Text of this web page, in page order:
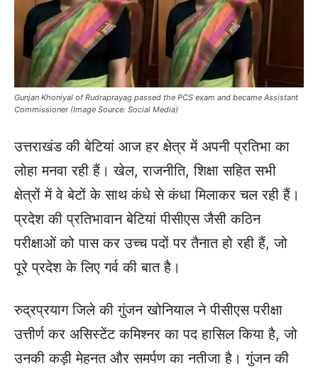
Gunjan Khoniyal of Rudraprayag passed the PCS exam and became Assistant
Commissioner (Image Source: Social Media)
उत्तराखंड की बेटियां आज हर क्षेत्र में अपनी प्रतिभा का
लोहा मनवा रही हैं। खेल, राजनीति, शिक्षा सहित सभी
क्षेत्रों में वे बेटों के साथ कंधे से कंधा मिलाकर चल रही हैं।
प्रदेश की प्रतिभावान बेटियां पीसीएस जैसी कठिन
परीक्षाओं को पास कर उच्च पदों पर तैनात हो रही हैं, जो
पूरे प्रदेश के लिए गर्व की बात है।
रुद्रप्रयाग जिले की गुंजन खोनियाल ने पीसीएस परीक्षा
उत्तीर्ण कर असिस्टेंट कमिश्नर का पद हासिल किया है, जो
उनकी कड़ी मेहनत और समर्पण का नतीजा है। गुंजन की